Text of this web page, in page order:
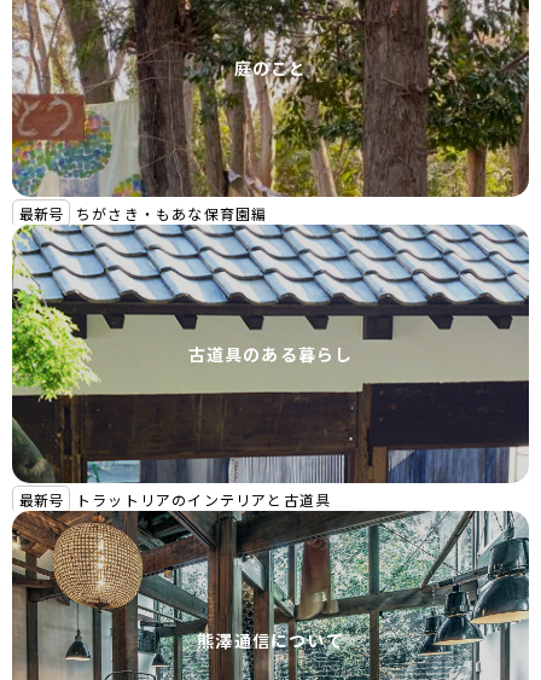
庭のこと
最新号 ちがさき・もあな保育園編
古道具のある暮らし
最新号 トラットリアのインテリアと古道具
熊澤通信について